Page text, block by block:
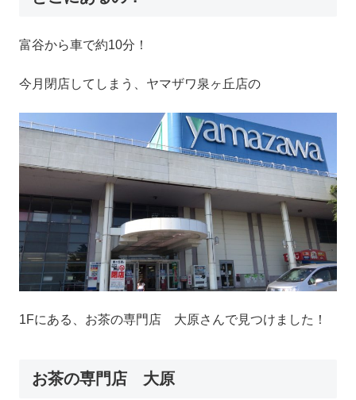
富谷から車で約10分！
今月閉店してしまう、ヤマザワ泉ヶ丘店の
1Fにある、お茶の専門店 大原さんで見つけました！
お茶の専門店 大原